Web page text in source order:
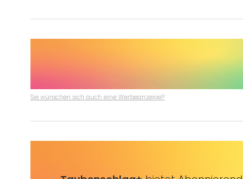
Sie wünschen sich auch eine Werbeanzeige?